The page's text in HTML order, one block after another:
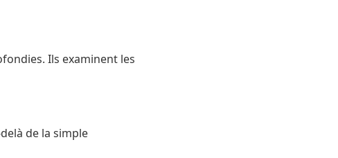
Ils examinent les
de la simple